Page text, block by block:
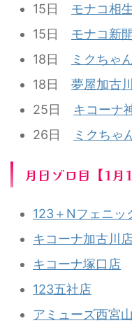
15日 モナコ相生
15日 モナコ新
18日
ミクちゃ
18日 夢屋加古
25日 キコーナ
26日
ミクちゃ
月日ゾロ目【1月1
123＋Nフェニッ
キコーナ加古川
キコーナ塚口店
123五社店
アミューズ西宮